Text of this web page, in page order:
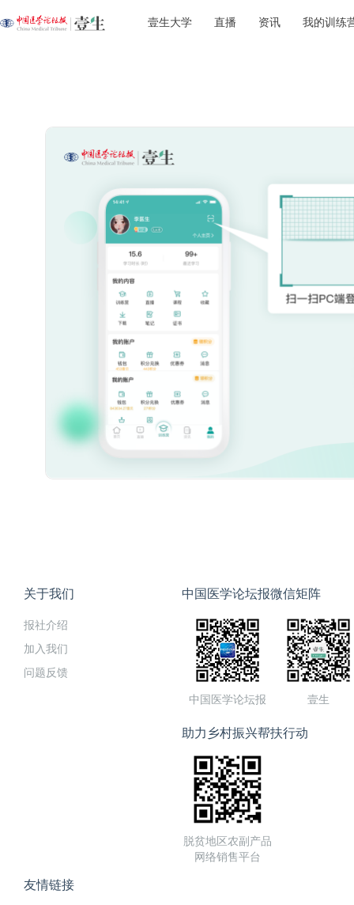
壹生大学 直播 资讯 我的训练
关于我们
报社介绍
加入我们
问题反馈
中国医学论坛报微信矩阵
中国医学论坛报 壹生
助力乡村振兴帮扶行动
脱贫地区农副产品
网络销售平台
友情链接